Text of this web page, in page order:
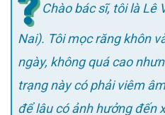
Chào bác sĩ, tôi là Lê
Nai). Tôi mọc răng khôn
ngày, không quá cao
trạng này có phải viêm
để lâu có ảnh hưởng đến